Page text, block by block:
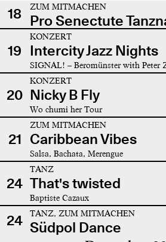
18 ZUM MITMACHEN
Pro Senectute
19
KONZERT
Intercity Jazz Nights
SIGNAL! – Beromünster with Peter
20
KONZERT
Nicky B Fly
Wo chumi her Tour
21
ZUM MITMACHEN
Caribbean Vibes
Salsa, Bachata, Merengue
24
TANZ
That's twisted
Baptiste Cazaux
24 TANZ, ZUM MITMACHEN
Südpol Dance